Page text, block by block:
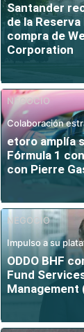
Santander
de la
compra de
Corporation
NEGOCIO
Colaboración
etoro amplía
Fórmula 1
con Pierre
NEGOCIO
Impulso a su
ODDO BHF
Fund
Management